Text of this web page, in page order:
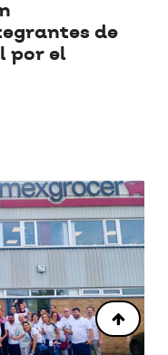
de
por el